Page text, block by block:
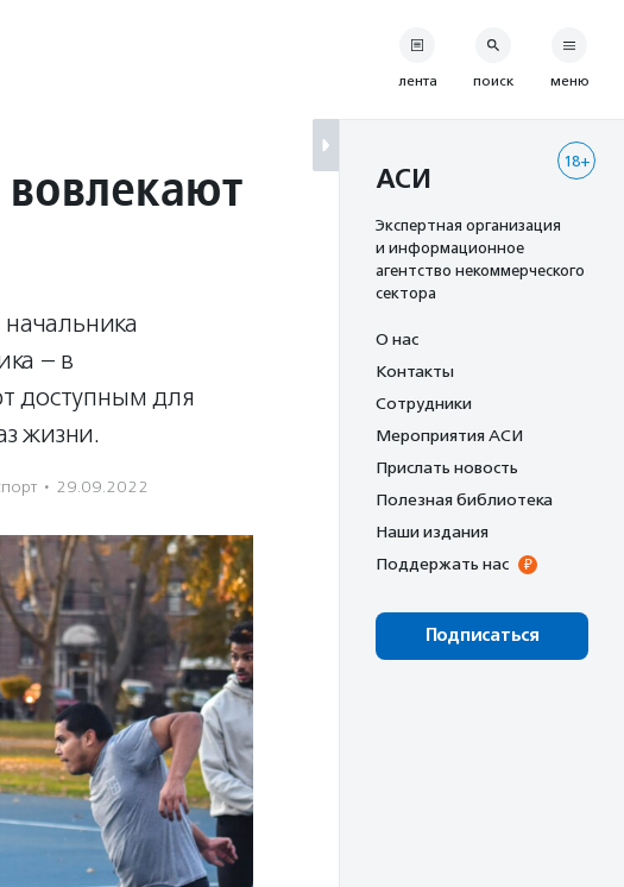
начальника
– в
доступным для
жизни.
· 29.09.2022
лента поиск меню
18+
АСИ
Экспертная организация
и информационное
агентство некоммерческого
сектора
О нас
Контакты
Сотрудники
Мероприятия АСИ
Прислать новость
Полезная библиотека
Наши издания
Поддержать нас
Подписаться